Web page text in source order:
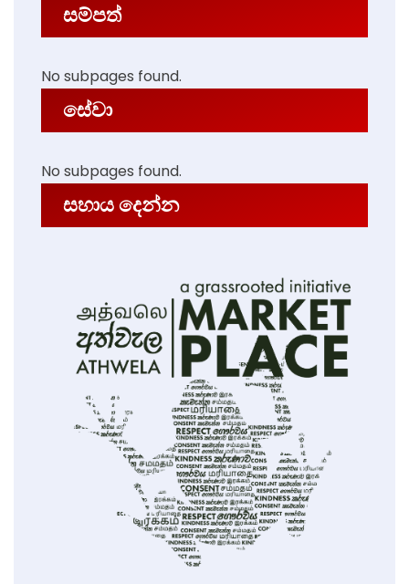
සම්පත්
No subpages found.
සේවා
No subpages found.
සහාය දෙන්න